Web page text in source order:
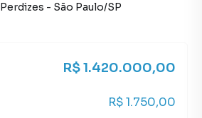
Perdizes - São Paulo/SP
R$ 1.420.000,00
R$ 1.750,00